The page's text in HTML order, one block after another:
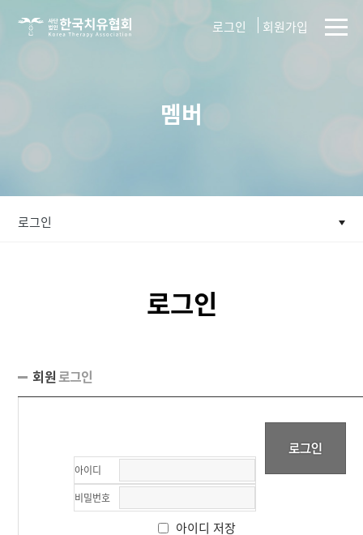
사단법인
로그인 회원가입
멤버
로그인
로그인
회원 로그인
아이디
비밀번호
아이디 저장